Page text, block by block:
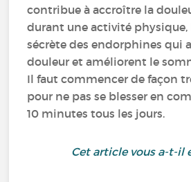
contribue à accroître la
durant une activité physique,
sécrète des endorphines qui
douleur et améliorent le
Il faut commencer de façon
pour ne pas se blesser en
10 minutes tous les jours.
Cet article vous a-t-il